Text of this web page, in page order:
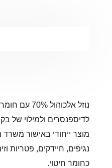
נוזל
לדיספנסרים ולמילוי של
מוצר ייחודי באישור
נגיפים, חיידקים, פטריות
כחומר חיטוי.